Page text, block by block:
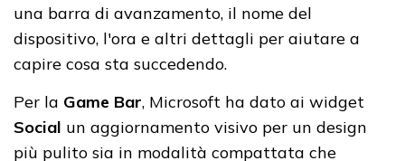
una barra di avanzamento, il nome del
dispositivo, l'ora e altri dettagli per aiutare a
capire cosa sta succedendo.
Per la Game Bar, Microsoft ha dato ai widget
Social un aggiornamento visivo per un design
più pulito sia in modalità compattata che